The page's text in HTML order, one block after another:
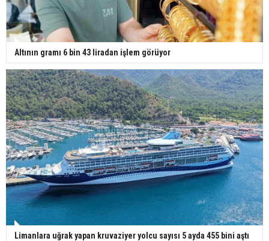
Altının gramı 6 bin 43 liradan işlem görüyor
Limanlara uğrak yapan kruvaziyer yolcu sayısı 5 ayda 455 bini aştı